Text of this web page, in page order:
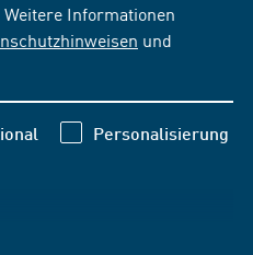
Informationen
und
Personalisierung